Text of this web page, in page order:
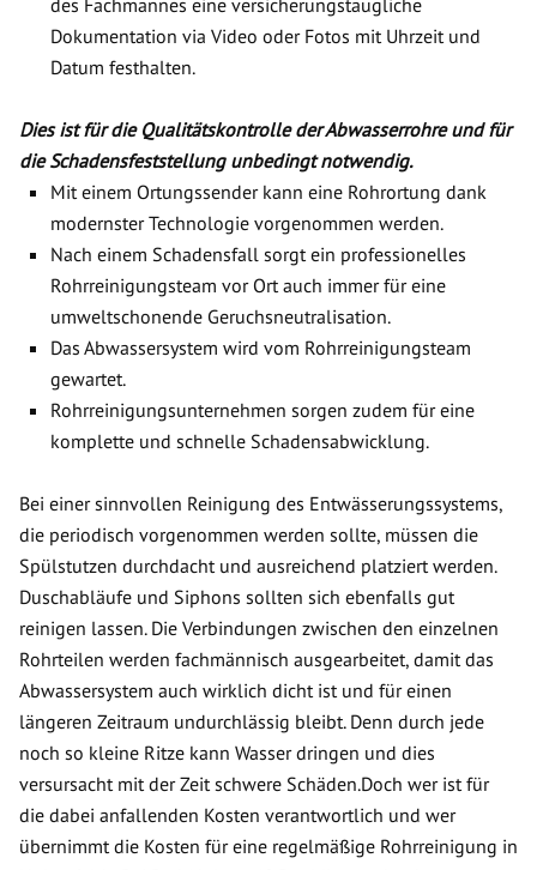
Dokumentation via Video oder Fotos mit Uhrzeit und
Datum festhalten.
Dies ist für die Qualitätskontrolle der Abwasserrohre und für
die Schadensfeststellung unbedingt notwendig.
Mit einem Ortungssender kann eine Rohrortung dank
modernster Technologie vorgenommen werden.
Nach einem Schadensfall sorgt ein professionelles
Rohrreinigungsteam vor Ort auch immer für eine
umweltschonende Geruchsneutralisation.
Das Abwassersystem wird vom Rohrreinigungsteam
gewartet.
Rohrreinigungsunternehmen sorgen zudem für eine
komplette und schnelle Schadensabwicklung.
Bei einer sinnvollen Reinigung des Entwässerungssystems,
die periodisch vorgenommen werden sollte, müssen die
Spülstutzen durchdacht und ausreichend platziert werden.
Duschabläufe und Siphons sollten sich ebenfalls gut
reinigen lassen. Die Verbindungen zwischen den einzelnen
Rohrteilen werden fachmännisch ausgearbeitet, damit das
Abwassersystem auch wirklich dicht ist und für einen
längeren Zeitraum undurchlässig bleibt. Denn durch jede
noch so kleine Ritze kann Wasser dringen und dies
versursacht mit der Zeit schwere Schäden.Doch wer ist für
die dabei anfallenden Kosten verantwortlich und wer
übernimmt die Kosten für eine regelmäßige Rohrreinigung in